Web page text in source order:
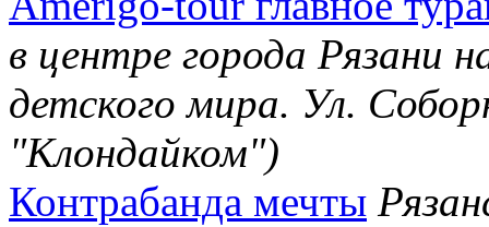
в центре города Рязани
детского мира. Ул.
"Клондайком")
Контрабанда мечты